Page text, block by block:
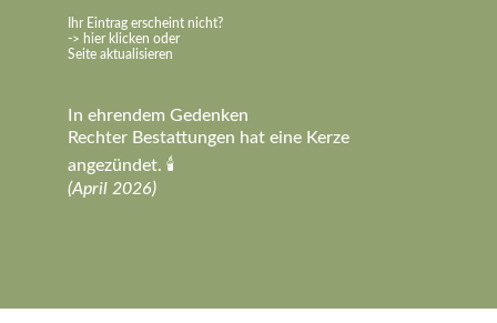
Ihr Eintrag erscheint nicht?
-> hier klicken oder
Seite aktualisieren
In ehrendem Gedenken
Rechter Bestattungen hat eine Kerze
angezündet. 🕯️
(April 2026)